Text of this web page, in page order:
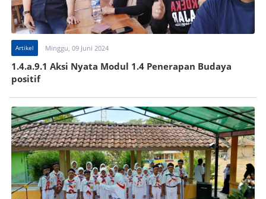
Artikel Minggu, 09 Juni 2024
1.4.a.9.1 Aksi Nyata Modul 1.4 Penerapan Budaya
positif